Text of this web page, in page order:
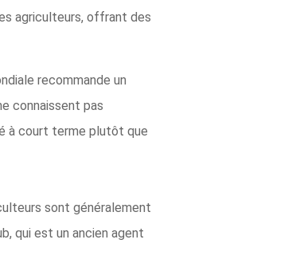
agriculteurs, offrant des
recommande un
connaissent pas
à court terme plutôt que
sont généralement
qui est un ancien agent